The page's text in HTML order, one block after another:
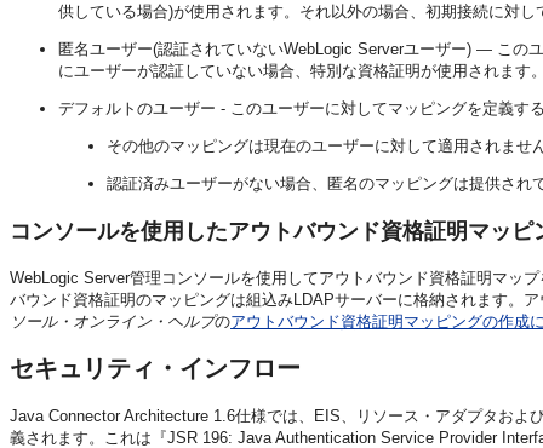
供している場合)が使用されます。それ以外の場合、初期接続に対
匿名ユーザー(認証されていないWebLogic Serverユーザー) — この
にユーザーが認証していない場合、特別な資格証明が使用されます
デフォルトのユーザー - このユーザーに対してマッピングを定義す
その他のマッピングは現在のユーザーに対して適用されませ
認証済みユーザーがない場合、匿名のマッピングは提供され
コンソールを使用したアウトバウンド資格証明マッピ
WebLogic Server管理コンソールを使用してアウトバウンド資格証明マッ
バウンド資格証明のマッピングは組込みLDAPサーバーに格納されます。
ソール・オンライン・ヘルプのアウトバウンド資格証明マッピングの作成
セキュリティ・インフロー
Java Connector Architecture 1.6仕様では、EIS、リソース・アダプタお
義されます。これは『JSR 196: Java Authentication Service Provider